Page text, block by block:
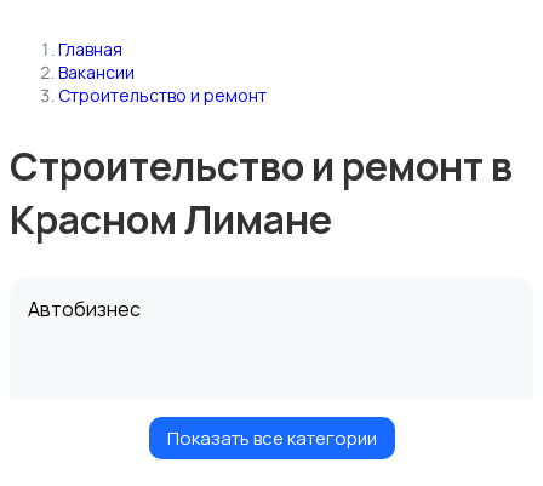
Главная
Вакансии
Строительство и ремонт
Строительство и ремонт в
Красном Лимане
Автобизнес
Показать все категории